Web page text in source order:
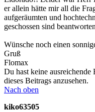
er allein hätte mir all die
aufgeräumten und
geschossen sind
Wünsche noch einen
Gruß
Flomax
Du hast keine
dieses Beitrags anzusehen.
Nach oben
kiko63505